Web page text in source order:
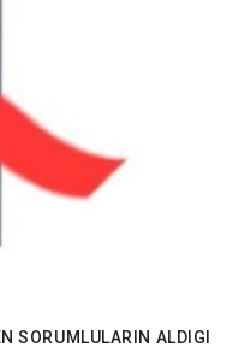
SORUMLULARIN ALDIGI